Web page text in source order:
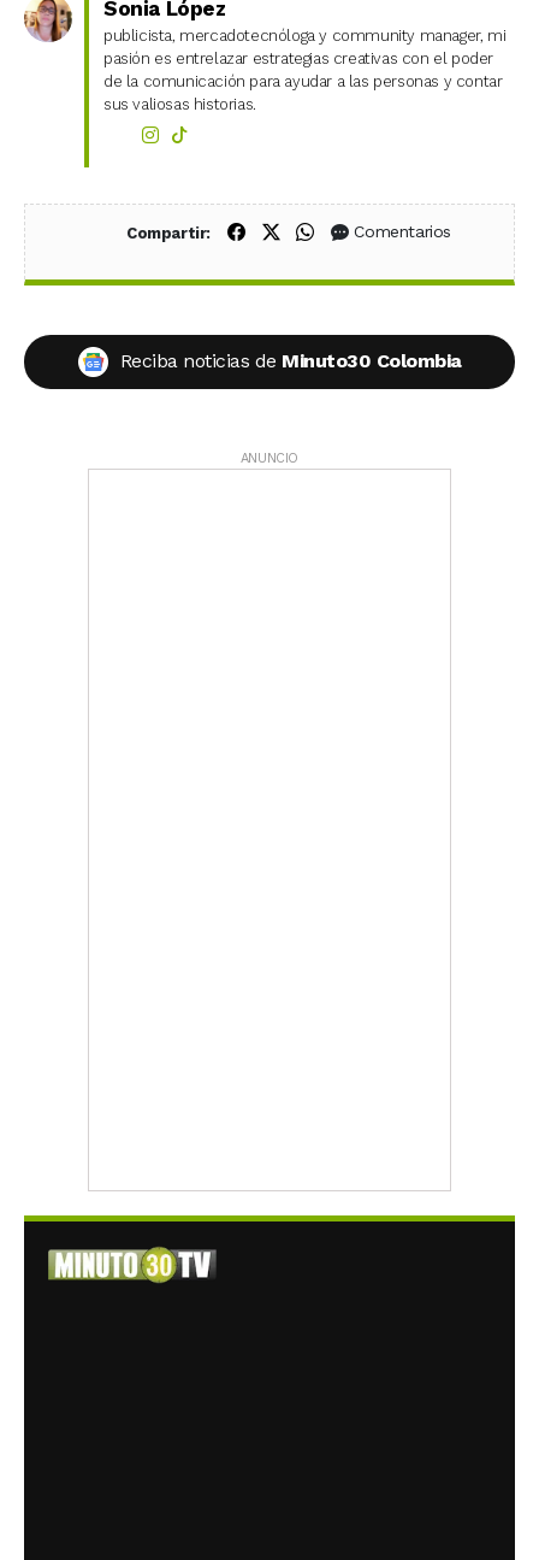
Sonia López
publicista, mercadotecnóloga y community manager, mi
pasión es entrelazar estrategias creativas con el poder
de la comunicación para ayudar a las personas y contar
sus valiosas historias.
Compartir: Compartir en Facebook
Compartir en X (Twitter)
Compartir en WhatsApp
Comentarios
Reciba noticias de Minuto30 Colombia
ANUNCIO